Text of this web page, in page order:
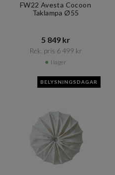
FW22 Avesta Cocoon
Taklampa Ø55
5 849 kr​​
Rek. pris 6 499 kr​​
I lager
BELYSNINGSDAGAR